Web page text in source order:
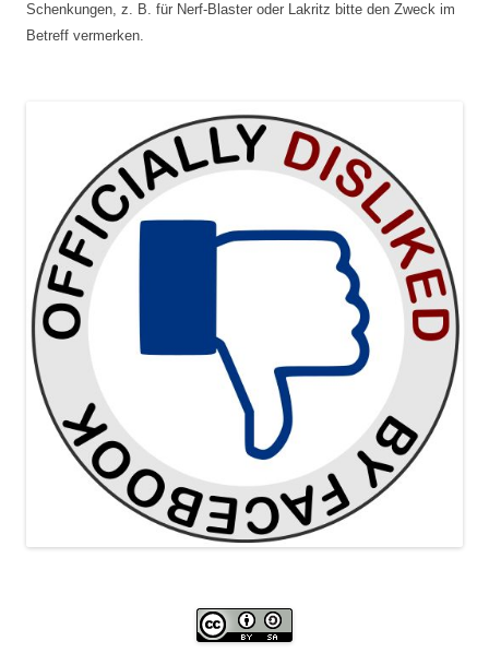
Schenkungen, z. B. für Nerf-Blaster oder Lakritz bitte den Zweck im
Betreff vermerken.